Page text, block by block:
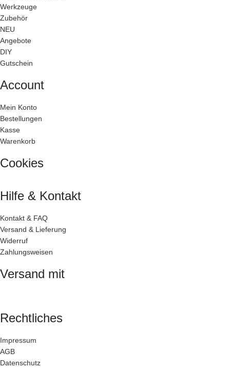
Werkzeuge
Zubehör
NEU
Angebote
DIY
Gutschein
Account
Mein Konto
Bestellungen
Kasse
Warenkorb
Cookies
Hilfe & Kontakt
Kontakt & FAQ
Versand & Lieferung
Widerruf
Zahlungsweisen
Versand mit
Rechtliches
Impressum
AGB
Datenschutz